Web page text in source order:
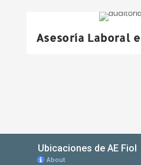
Asesoría Laboral